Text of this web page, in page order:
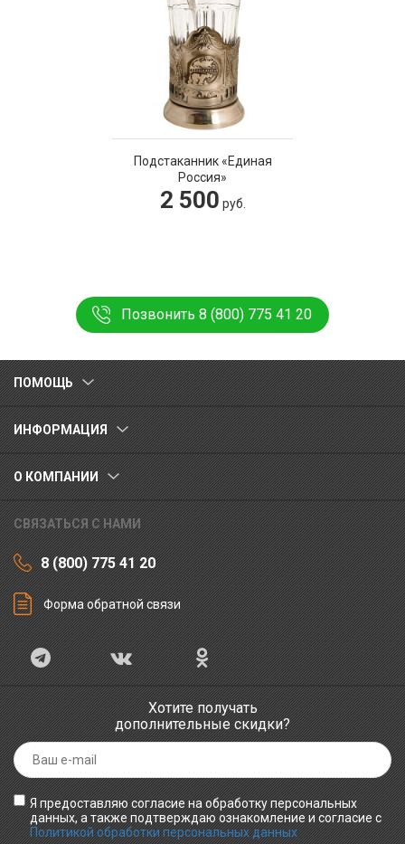
Подстаканник «Единая
Россия»
2 500 руб.
Позвонить 8 (800) 775 41 20
ПОМОЩЬ
ИНФОРМАЦИЯ
О КОМПАНИИ
СВЯЗАТЬСЯ С НАМИ
8 (800) 775 41 20
Форма обратной связи
Хотите получать
дополнительные скидки?
Я предоставляю согласие на обработку персональных
данных, а также подтверждаю ознакомление и согласие с
Политикой обработки персональных данных